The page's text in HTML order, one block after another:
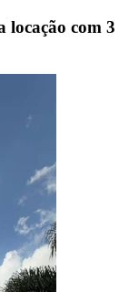
locação com 3